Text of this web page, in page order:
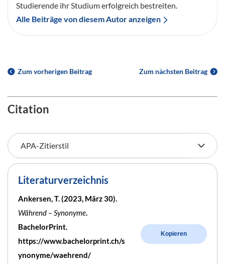
Studierende ihr Studium erfolgreich bestreiten.
Alle Beiträge von diesem Autor anzeigen
Zum vorherigen Beitrag Zum nächsten Beitrag
Citation
Literaturverzeichnis
Ankersen, T. (2023, März 30).
Während – Synonyme.
BachelorPrint.
https://www.bachelorprint.ch/s
ynonyme/waehrend/
Kopieren